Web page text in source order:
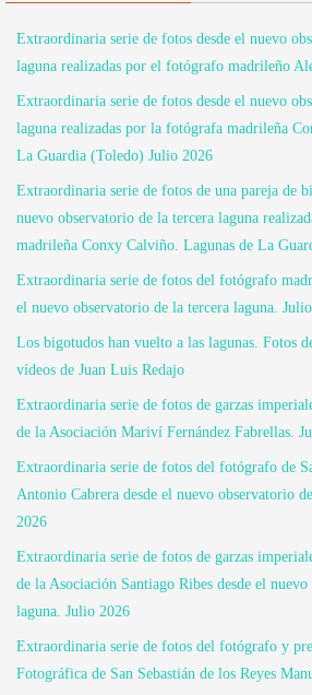
Extraordinaria serie de fotos desde el nuevo
laguna realizadas por el fotógrafo madrileño
Extraordinaria serie de fotos desde el nuevo
laguna realizadas por la fotógrafa madrileña
La Guardia (Toledo) Julio 2026
Extraordinaria serie de fotos de una pareja de
nuevo observatorio de la tercera laguna
madrileña Conxy Calviño. Lagunas de La
Extraordinaria serie de fotos del fotógrafo
el nuevo observatorio de la tercera laguna.
Los bigotudos han vuelto a las lagunas. Fotos
vídeos de Juan Luis Redajo
Extraordinaria serie de fotos de garzas
de la Asociación Mariví Fernández Fabrellas.
Extraordinaria serie de fotos del fotógrafo de
Antonio Cabrera desde el nuevo observatorio
2026
Extraordinaria serie de fotos de garzas
de la Asociación Santiago Ribes desde el
laguna. Julio 2026
Extraordinaria serie de fotos del fotógrafo y
Fotográfica de San Sebastián de los Reyes